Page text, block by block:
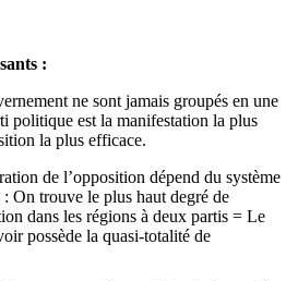
:
ne sont jamais groupés en une
politique est la manifestation la plus
la plus efficace.
de l’opposition dépend du système
On trouve le plus haut degré de
dans les régions à deux partis = Le
possède la quasi-totalité de